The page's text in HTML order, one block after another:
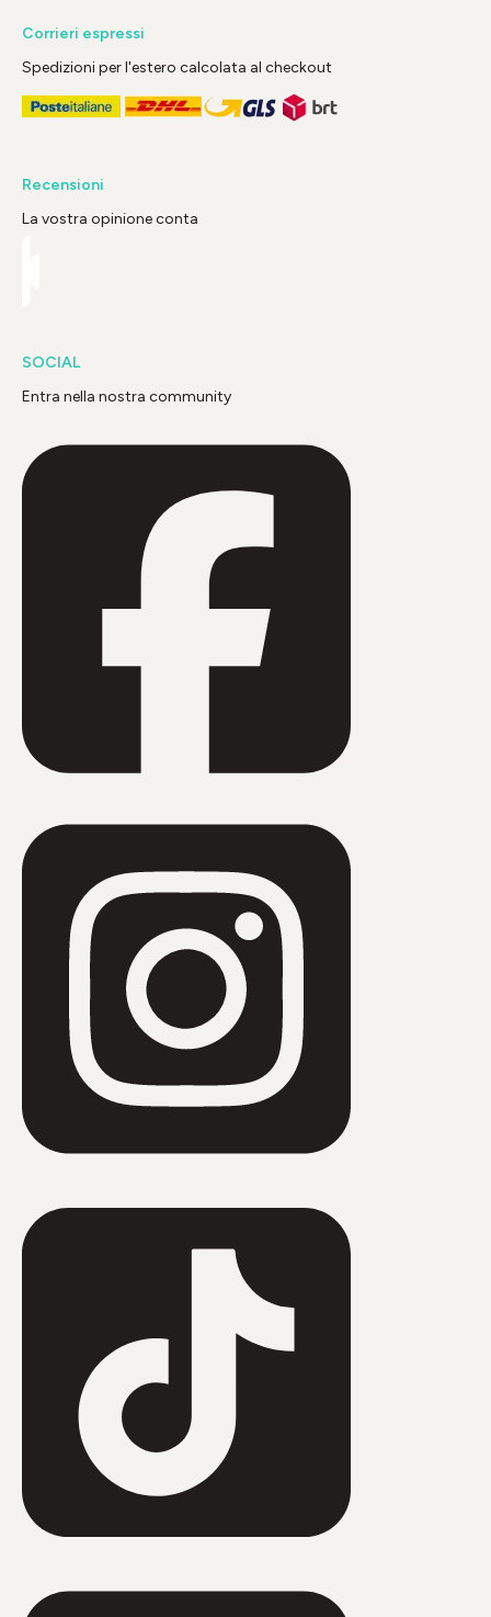
Corrieri espressi
Spedizioni per l'estero calcolata al checkout
Recensioni
La vostra opinione conta
SOCIAL
Entra nella nostra community